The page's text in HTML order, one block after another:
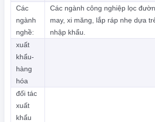
Các
ngành
nghề:
Các ngành công nghiệp lọc
may, xi măng, lắp ráp nhẹ dựa
nhập khẩu.
xuất
khẩu-
hàng
hóa
đối tác
xuất
khẩu